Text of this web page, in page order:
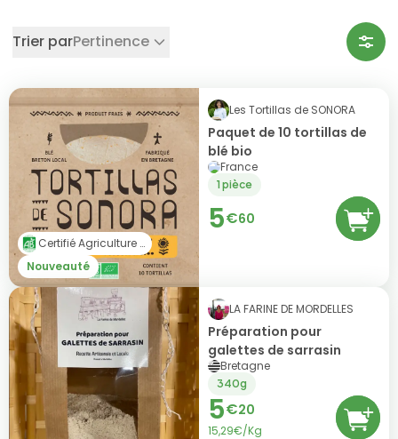
Trier parPertinence
Certifié Agriculture Biologique (AB)
Nouveauté
Les Tortillas de SONORA
Paquet de 10 tortillas de
blé bio
France
1 pièce
5€60
LA FARINE DE MORDELLES
Préparation pour
galettes de sarrasin
Bretagne
340g
5€20
15,29€/Kg